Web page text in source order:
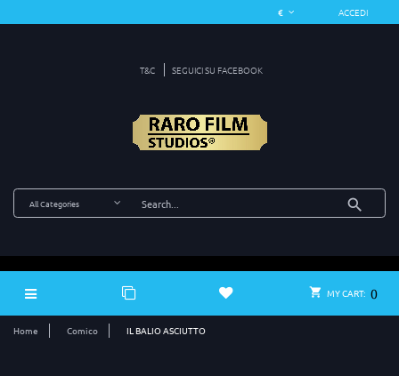
ACCEDI
T&C SEGUICI SU FACEBOOK
MY CART: 0
Home Comico IL BALIO ASCIUTTO